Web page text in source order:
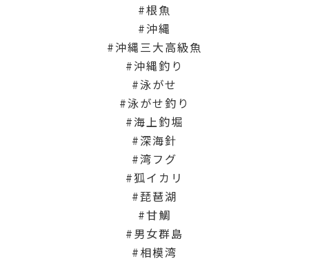
根魚
沖縄
沖縄三大高級魚
沖縄釣り
泳がせ
泳がせ釣り
海上釣堀
深海針
湾フグ
狐イカリ
琵琶湖
甘鯛
男女群島
相模湾